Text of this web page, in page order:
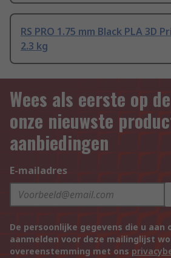
RS PRO 1.75 mm Black PLA 3D
2.3 kg
Wees als eerste op
onze nieuwste
aanbiedingen
E-mailadres
De persoonlijke gegevens die u
aanmelden voor deze mailinglijst
overeenstemming met ons